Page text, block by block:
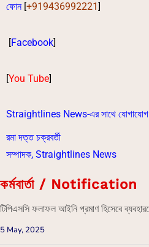
ফোন [+919436992221]
[Facebook]
[You Tube]
Straightlines News-এর সাথে যোগাযোগ
রমা দত্ত চক্রবর্তী
সম্পাদক, Straightlines News
কর্মবার্তা / Notification
টিপিএসসি ফলাফল আইনি প্রমাণ হিসেবে
5 May, 2025